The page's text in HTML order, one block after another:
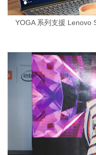
YOGA 系列支援 Lenovo